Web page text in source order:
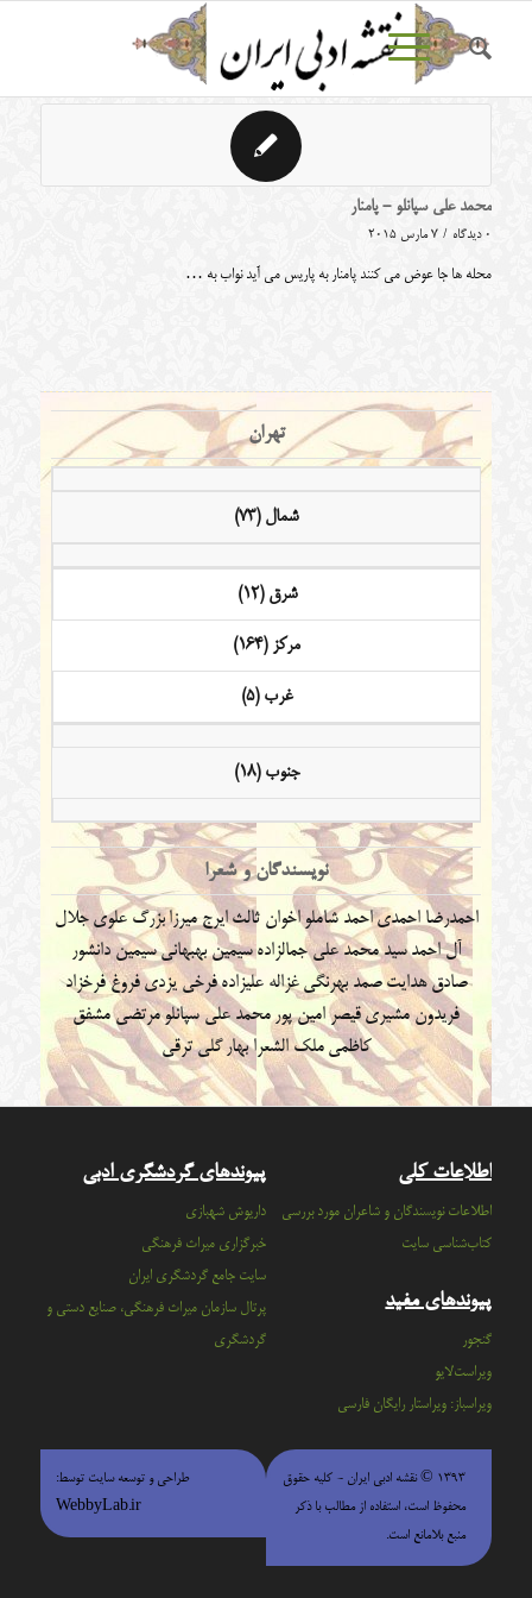
محمد علی سپانلو - پامنار
0 دیدگاه / 7 مارس 2015
محله ها جا عوض می کنند پامنار به پاریس می آید نواب به …
تهران
شمال (73)
شرق (12)
مرکز (164)
غرب (5)
جنوب (18)
نویسندگان و شعرا
احمدرضا احمدیاحمد شاملو اخوان ثالثایرج میرزابزرگ علوی جلال
آل احمدسید محمد علی جمالزادهسیمین بهبهانیسیمین دانشور
صادق هدایتصمد بهرنگی غزاله علیزادهفرخی یزدی فروغ فرخزاد
فریدون مشیری قیصر امین پورمحمد علی سپانلومرتضی مشفق
کاظمی ملک الشعرا بهار گلی ترقی
اطلاعات کلی
اطلاعات نویسندگان و شاعران مورد بررسی
کتاب‌شناسی سایت
پیوندهای مفید
گنجور
ویراست‌لایو
ویراسباز: ویراستار رایگان فارسی
پیوندهای گردشگری ادبی
داریوش شهبازی
خبرگزاری میراث فرهنگی
سايت جامع گردشگري ايران
پرتال سازمان ميراث فرهنگي، صنايع دستي و
گردشگري
۱۳۹۳ © نقشه ادبی ایران - كليه حقوق
محفوظ است، استفاده از مطالب با ذكر
منبع بلامانع است.
طراحی و توسعه سایت توسط:
WebbyLab.ir